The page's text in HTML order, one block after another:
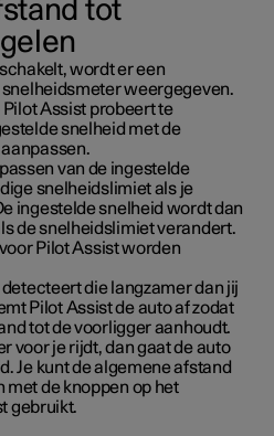
tot
wordt er een
weergegeven.
Pilot Assist probeert te
snelheid met de
van de ingestelde
snelheidslimiet als je
ingestelde snelheid wordt dan
de snelheidslimiet verandert.
Pilot Assist worden
die langzamer dan jij
Pilot Assist de auto af zodat
tot de voorligger aanhoudt.
voor je rijdt, dan gaat de auto
Je kunt de algemene afstand
de knoppen op het
gebruikt.